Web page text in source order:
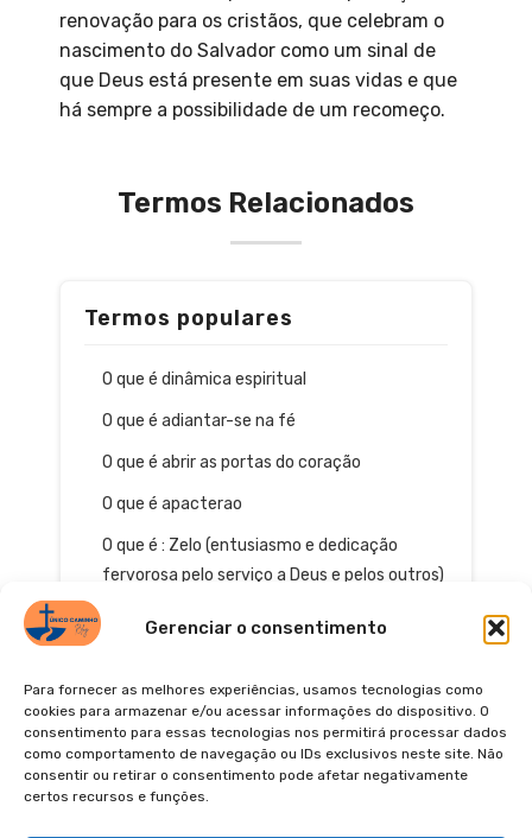
Gerenciar o consentimento
Para fornecer as melhores experiências, usamos tecnologias como
cookies para armazenar e/ou acessar informações do dispositivo. O
consentimento para essas tecnologias nos permitirá processar dados
como comportamento de navegação ou IDs exclusivos neste site. Não
consentir ou retirar o consentimento pode afetar negativamente
certos recursos e funções.
renovação para os cristãos, que celebram o
nascimento do Salvador como um sinal de
que Deus está presente em suas vidas e que
há sempre a possibilidade de um recomeço.
Termos Relacionados
Termos populares
O que é dinâmica espiritual
O que é adiantar-se na fé
O que é abrir as portas do coração
O que é apacterao
O que é : Zelo (entusiasmo e dedicação
fervorosa pelo serviço a Deus e pelos outros)